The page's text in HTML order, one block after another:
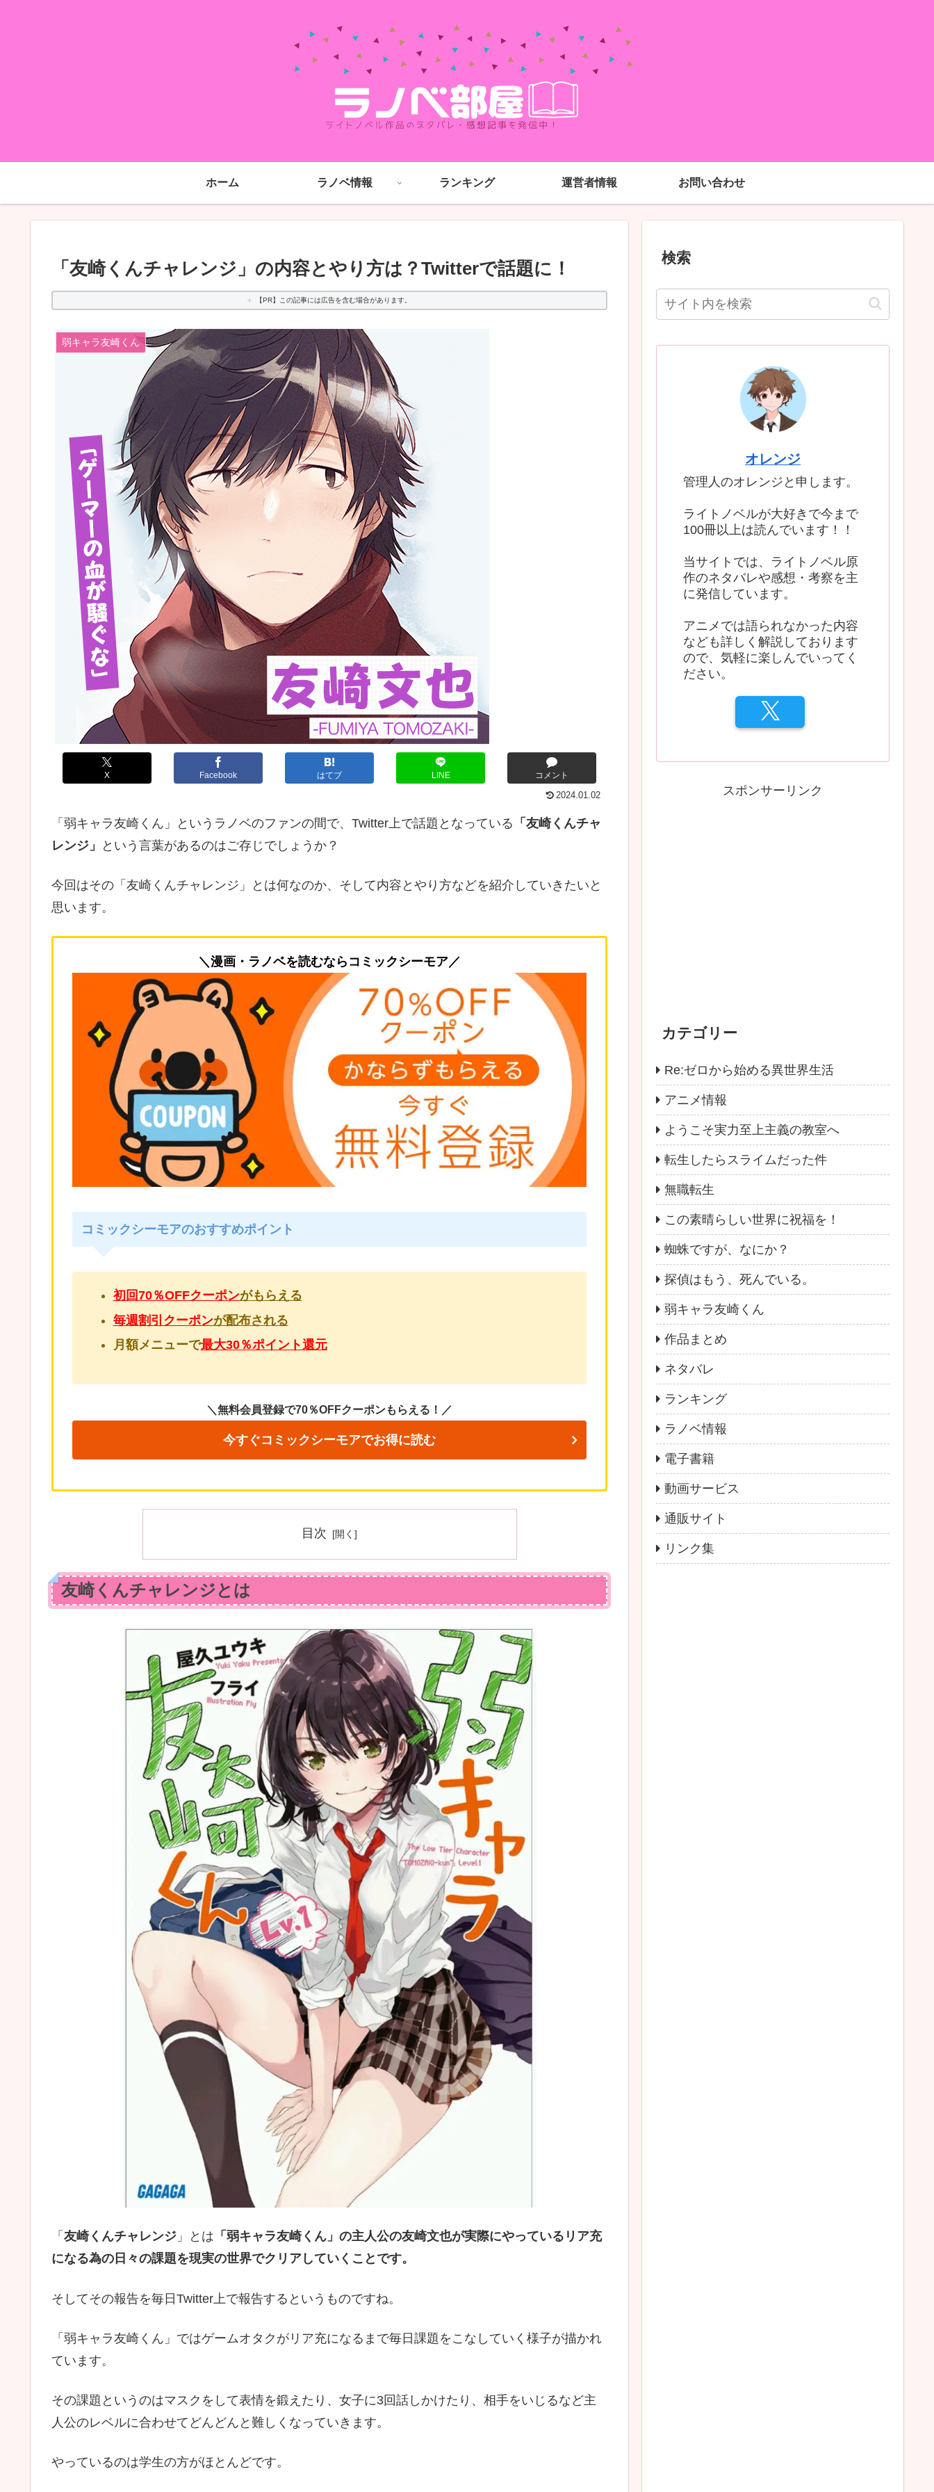
ホーム ラノベ情報 ランキング 運営者情報 お問い合わせ
「友崎くんチャレンジ」の内容とやり方は？Twitterで話題に！
【PR】この記事には広告を含む場合があります。
弱キャラ友崎くん
X Facebook はてブ LINE コメント
2024.01.02
「弱キャラ友崎くん」というラノベのファンの間で、Twitter上で話題となっている 「友崎くんチャ
レンジ」
という言葉があるのはご存じでしょうか？
今回はその「友崎くんチャレンジ」とは何なのか、そして内容とやり方などを紹介していきたいと
思います。
＼漫画・ラノベを読むならコミックシーモア／
コミックシーモアのおすすめポイント
初回70％OFFクーポンがもらえる
毎週割引クーポンが配布される
月額メニューで最大30％ポイント還元
＼無料会員登録で70％OFFクーポンもらえる！／
今すぐコミックシーモアでお得に読む
目次
友崎くんチャレンジとは
「 友崎くんチャレンジ 」とは 「弱キャラ友崎くん」の主人公の友崎文也が実際にやっているリア充
になる為の日々の課題を現実の世界でクリアしていくことです。
そしてその報告を毎日Twitter上で報告するというものですね。
「弱キャラ友崎くん」ではゲームオタクがリア充になるまで毎日課題をこなしていく様子が描かれ
ています。
その課題というのはマスクをして表情を鍛えたり、女子に3回話しかけたり、相手をいじるなど主
人公のレベルに合わせてどんどんと難しくなっていきます。
やっているのは学生の方がほとんどです。
検索
オレンジ
管理人のオレンジと申します。
ライトノベルが大好きで今まで
100冊以上は読んでいます！！
当サイトでは、ライトノベル原
作のネタバレや感想・考察を主
に発信しています。
アニメでは語られなかった内容
なども詳しく解説しております
ので、気軽に楽しんでいってく
ださい。
スポンサーリンク
カテゴリー
Re:ゼロから始める異世界生活
アニメ情報
ようこそ実力至上主義の教室へ
転生したらスライムだった件
無職転生
この素晴らしい世界に祝福を！
蜘蛛ですが、なにか？
探偵はもう、死んでいる。
弱キャラ友崎くん
作品まとめ
ネタバレ
ランキング
ラノベ情報
電子書籍
動画サービス
通販サイト
リンク集